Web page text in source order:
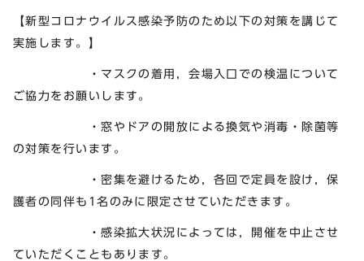
【新型コロナウイルス感染予防のため以下の対策を講じて
実施します。】
・マスクの着用，会場入口での検温について
ご協力をお願いします。
・窓やドアの開放による換気や消毒・除菌等
の対策を行います。
・密集を避けるため，各回で定員を設け，保
護者の同伴も1名のみに限定させていただきます。
・感染拡大状況によっては，開催を中止させ
ていただくこともあります。